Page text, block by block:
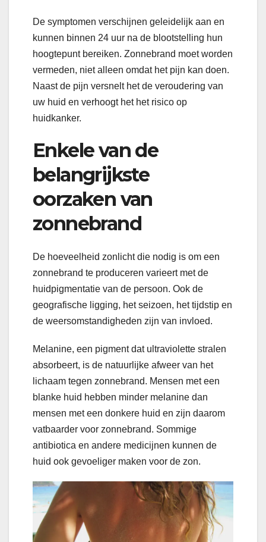
De symptomen verschijnen geleidelijk aan en
kunnen binnen 24 uur na de blootstelling hun
hoogtepunt bereiken. Zonnebrand moet worden
vermeden, niet alleen omdat het pijn kan doen.
Naast de pijn versnelt het de veroudering van
uw huid en verhoogt het het risico op
huidkanker.
Enkele van de
belangrijkste
oorzaken van
zonnebrand
De hoeveelheid zonlicht die nodig is om een
zonnebrand te produceren varieert met de
huidpigmentatie van de persoon. Ook de
geografische ligging, het seizoen, het tijdstip en
de weersomstandigheden zijn van invloed.
Melanine, een pigment dat ultraviolette stralen
absorbeert, is de natuurlijke afweer van het
lichaam tegen zonnebrand. Mensen met een
blanke huid hebben minder melanine dan
mensen met een donkere huid en zijn daarom
vatbaarder voor zonnebrand. Sommige
antibiotica en andere medicijnen kunnen de
huid ook gevoeliger maken voor de zon.